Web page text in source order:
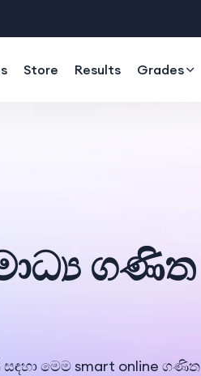
Store Results Grades
ගණිත
මෙම smart online ගණිත